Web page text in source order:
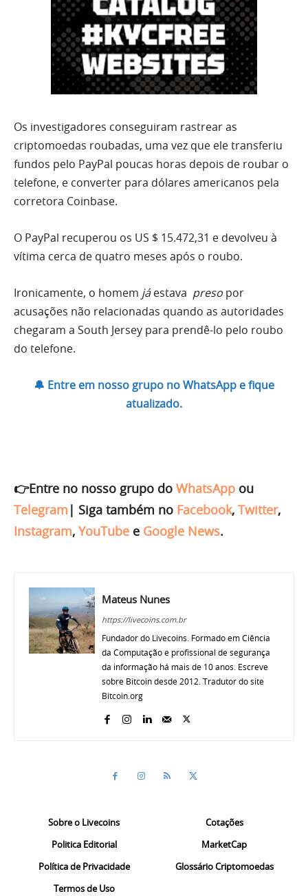
Os investigadores conseguiram rastrear as
criptomoedas roubadas, uma vez que ele transferiu
fundos pelo PayPal poucas horas depois de roubar o
telefone, e converter para dólares americanos pela
corretora Coinbase.
O PayPal recuperou os US $ 15.472,31 e devolveu à
vítima cerca de quatro meses após o roubo.
Ironicamente, o homem já estava preso por
acusações não relacionadas quando as autoridades
chegaram a South Jersey para prendê-lo pelo roubo
do telefone.
🔔 Entre em nosso grupo no WhatsApp e fique
atualizado.
👉Entre no nosso grupo do WhatsApp ou
Telegram | Siga também no Facebook, Twitter,
Instagram, YouTube e Google News.
Mateus Nunes
https://livecoins.com.br
Fundador do Livecoins. Formado em Ciência
da Computação e profissional de segurança
da informação há mais de 10 anos. Escreve
sobre Bitcoin desde 2012. Tradutor do site
Bitcoin.org
Sobre o Livecoins
Politica Editorial
Política de Privacidade
Termos de Uso
Cotações
MarketCap
Glossário Criptomoedas